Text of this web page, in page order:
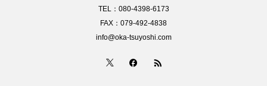
TEL：080-4398-6173
FAX：079-492-4838
info@oka-tsuyoshi.com